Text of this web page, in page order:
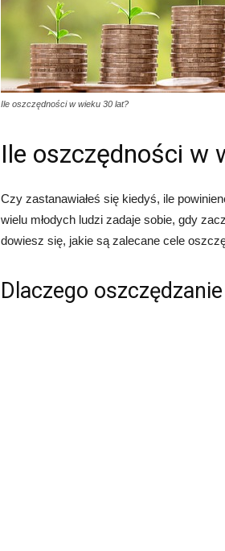
Ile oszczędności w wieku 30 lat?
Ile oszczędności w
Czy zastanawiałeś się kiedyś, ile
wielu młodych ludzi zadaje sobie, gdy
dowiesz się, jakie są zalecane cele
Dlaczego